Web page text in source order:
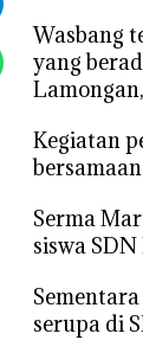
Wasbang
yang
‎Kegiatan
Serma
siswa
serupa di